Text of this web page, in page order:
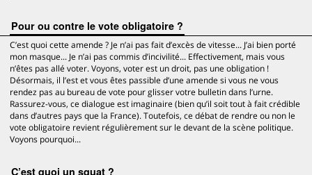
Pour ou contre le vote obligatoire ?
C’est quoi cette amende ? Je n’ai pas fait d’excès de vitesse... J’ai bien porté
mon masque... Je n’ai pas commis d’incivilité... Effectivement, mais vous
n’êtes pas allé voter. Voyons, voter est un droit, pas une obligation !
Désormais, il l’est et vous êtes passible d’une amende si vous ne vous
rendez pas au bureau de vote pour glisser votre bulletin dans l’urne.
Rassurez-vous, ce dialogue est imaginaire (bien qu’il soit tout à fait crédible
dans d’autres pays que la France). Toutefois, ce débat de rendre ou non le
vote obligatoire revient régulièrement sur le devant de la scène politique.
Voyons pourquoi...
C’est quoi un squat ?